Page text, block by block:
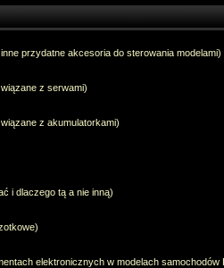
przydatne akcesoria do sterowania modelami)
z serwami)
z akumulatorkami)
i dlaczego tą a nie inną)
elektronicznych w modelach samochodów